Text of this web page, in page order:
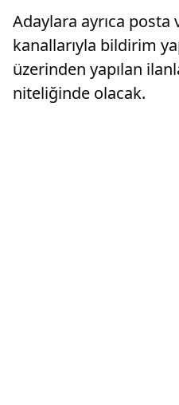
Adaylara ayrıca posta
kanallarıyla bildirim
üzerinden yapılan
niteliğinde olacak.